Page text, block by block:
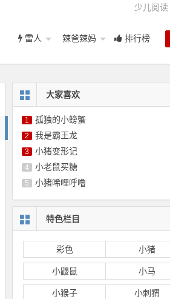
少儿阅读
雷人 辣爸辣妈 排行榜
大家喜欢
1 孤独的小螃蟹
2 我是霸王龙
3 小猪变形记
4 小老鼠买糖
5 小猪唏哩呼噜
特色栏目
彩色 小猪
小鼹鼠 小马
小猴子 小刺猬